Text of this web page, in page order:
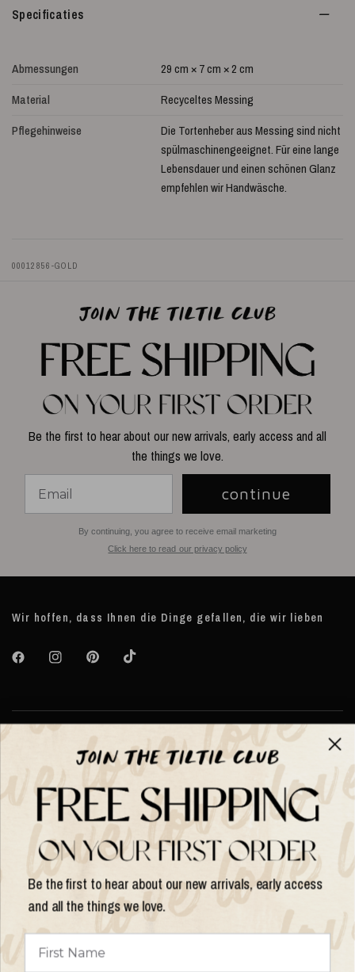
Specificaties
Abmessungen
29 cm × 7 cm × 2 cm
Material
Recyceltes Messing
Pflegehinweise
Die Tortenheber aus Messing sind nicht
spülmaschinengeeignet. Für eine lange
Lebensdauer und einen schönen Glanz
empfehlen wir Handwäsche.
00012856-GOLD
Be the first to hear about our new arrivals, early access and all
the things we love.
continue
By continuing, you agree to receive email marketing
Click here to read our privacy policy
Wir hoffen, dass Ihnen die Dinge gefallen, die wir lieben
Über TILTIL
Help
Hilfe und Informationen
aktualisieren
Be the first to hear about our new arrivals, early access
and all the things we love.